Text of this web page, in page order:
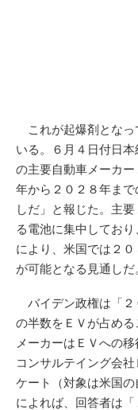
これが起爆剤となっ
いる。６月４日付日
の主要自動車メーカ
年から２０２８年ま
しだ」と報じた。主
る電池に集中してお
により、米国では２
が可能となる見通しだ
バイデン政権は「２
の半数をＥＶが占め
メーカーはＥＶへの
コンサルテイング会
ケート（対象は米国
によれば、回答者は